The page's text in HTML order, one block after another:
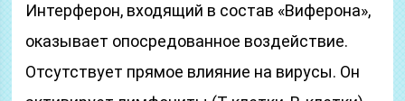
Интерферон, входящий в состав «Виферона»,
оказывает опосредованное воздействие.
Отсутствует прямое влияние на вирусы. Он